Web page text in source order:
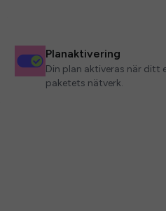
Planaktivering
Din plan aktiveras när ditt
paketets nätverk.